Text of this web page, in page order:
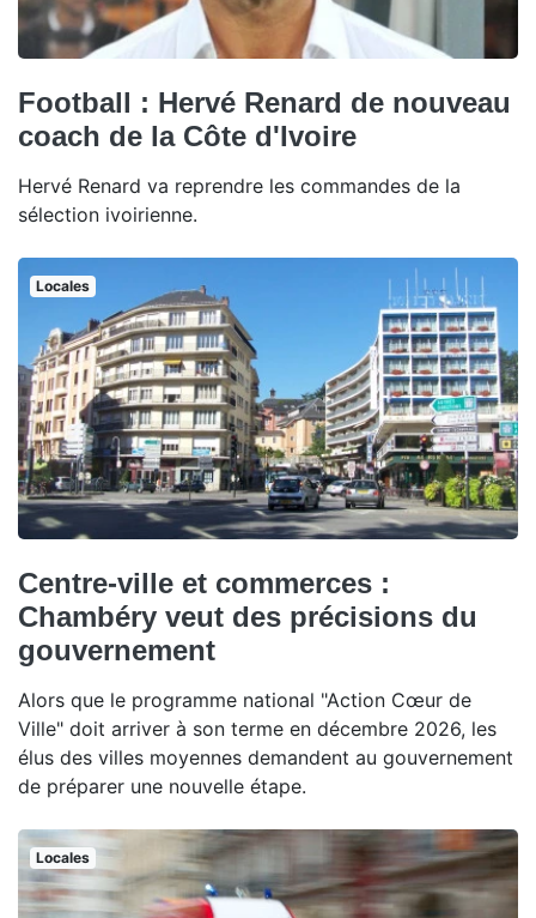
Football : Hervé Renard de nouveau
coach de la Côte d'Ivoire
Hervé Renard va reprendre les commandes de la
sélection ivoirienne.
Locales
Centre-ville et commerces :
Chambéry veut des précisions du
gouvernement
Alors que le programme national "Action Cœur de
Ville" doit arriver à son terme en décembre 2026, les
élus des villes moyennes demandent au gouvernement
de préparer une nouvelle étape.
Locales